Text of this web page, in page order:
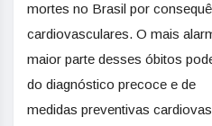
mortes no Brasil por
cardiovasculares. O mais
maior parte desses óbitos
do diagnóstico precoce e de
medidas preventivas